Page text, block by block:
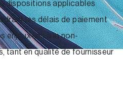
dispositions applicables
les délais de paiement
enjeux liés à la non-
tant en qualité de fournisseur